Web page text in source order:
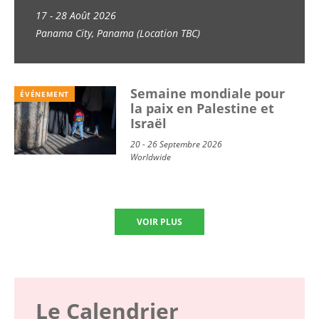
Economy of Life (GEM
School) 2026
17 - 28 Août 2026
Panama City, Panama (Location TBC)
ÉVÉNEMENT
Semaine mondiale pour
la paix en Palestine et
Israël
20 - 26 Septembre 2026
Worldwide
VOIR PLUS
Le Calendrier